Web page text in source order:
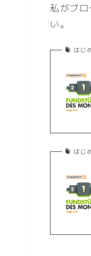
私がブ
い。
はじ
はじ